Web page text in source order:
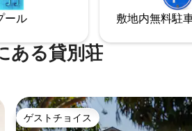
う。
ール 敷地内無料駐⁠
ある貸別荘
ゲストチョイス
ゲストチョイス